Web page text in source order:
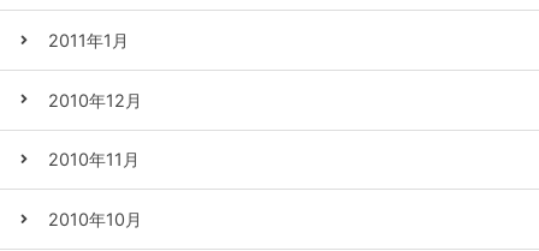
2011年1月
2010年12月
2010年11月
2010年10月